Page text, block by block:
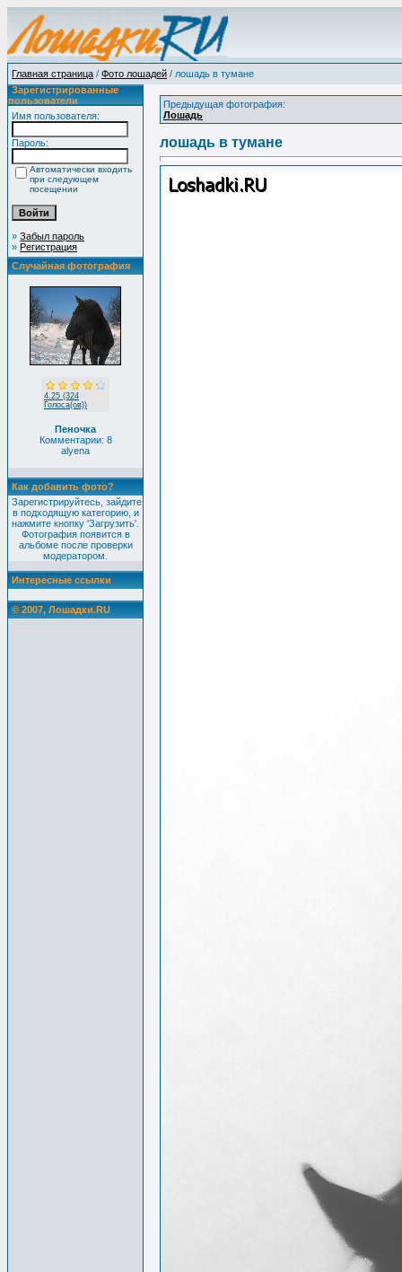
Главная страница / Фото лошадей / лошадь в тумане
Зарегистрированные
пользователи
Имя пользователя:
Пароль:
Автоматически входить
при следующем
посещении
» Забыл пароль
» Регистрация
Случайная фотография
4.25 (324
Голоса(ов))
Пеночка
Комментарии: 8
alyena
Как добавить фото?
Зарегистрируйтесь, зайдите
в подходящую категорию, и
нажмите кнопку 'Загрузить'.
Фотография появится в
альбоме после проверки
модератором.
Интересные ссылки
© 2007, Лошадки.RU
Предыдущая фотография:
Лошадь
лошадь в тумане